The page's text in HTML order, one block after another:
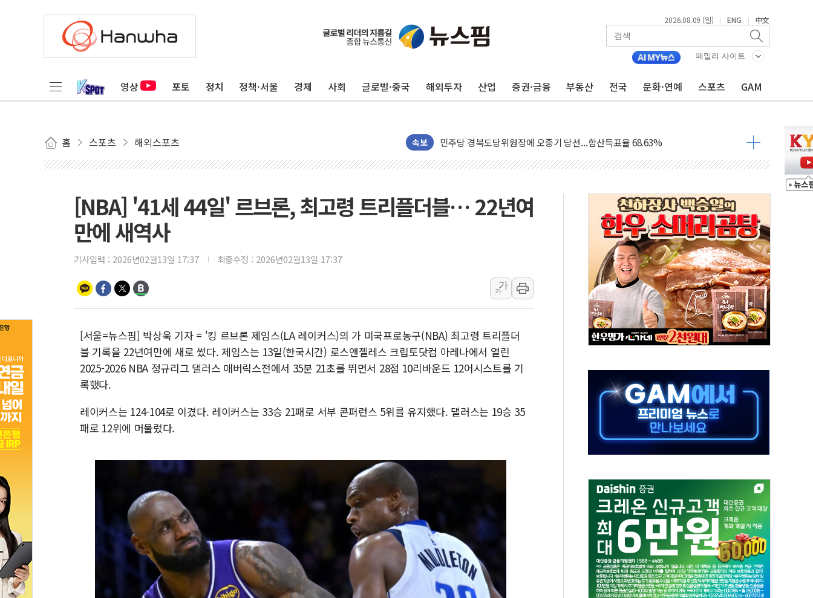
2026.08.09 (일) | ENG | 中文
패밀리 사이트
영상 포토 정치 정책·서울 경제 사회 글로벌·중국 해외투자 산업 증권·금융 부동산 전국 문화·연예 스포츠 GAM
홈 스포츠 해외스포츠 속보
125mm 폭우 쏟아진 울진...'두천~하당'·'올미골교' 차량 통행 선제 제한
평택 진위면 공장서 탱크 내부 작업 중 근로자 1명 숨져
상주 낙동강 선착장 하류서 50대 숨진 채 발견...경찰, 조사 중
[종합] 김민석, 정청래에 누적 1.48%p 차 선두 유지...金 46.01% vs 鄭 44.53%
인천서 말다툼 중 어머니 살해 10대 구속…범행 후 반려견도 죽여
김민석, 강원·대구·경북 경선서 정청래에 승리…金 48.54% vs 鄭 44.40%
[속보] 민주, 경북 경선 결과 발표...김민석 47.37% 정청래 45.71% 송영길 6.92%
[속보] 민주, 대구 경선 결과 발표...정청래 47.82% 김민석 46.35% 송영길 5.83%
[속보] 민주, 강원 경선 결과 발표...김민석 50.30% 정청래 41.94% 송영길 7.76%
정재헌 CEO, SKT 장기고객 400명 맞이…"마음 잇는 시간 되길"
최태원, 노소영에 9440억 지급 확정되나…재상고 앞두고 막판 셈법
하나금융, 명동 소상공인에 '행복상자' 전달
인천시 광복절 현수막 '태극기 거꾸로' 논란…이틀만에 철거
병무청, 보충역 전면 손질… 예술·체육요원 최대 33% 감축
홈플러스發 대형마트 판매, 역대 최대폭 감소한 9.4%↓…유통업계 양극화 심화
윤준병·이해민 의원, '정부 특사'로 콜롬비아 대통령 취임식 참석
'호우·산사태 주의보' 울진 시간당 30mm 강한 비...호우 피해 없어
[NBA] '41세 44일' 르브론, 최고령 트리플더블… 22년여
만에 새역사
기사입력 : 2026년02월13일 17:37 최종수정 : 2026년02월13일 17:37
가
가
[서울=뉴스핌] 박상욱 기자 = '킹 르브론 제임스(LA 레이커스)의 가 미국프로농구(NBA) 최고령 트리플더
블 기록을 22년여만에 새로 썼다. 제임스는 13일(한국시간) 로스앤젤레스 크립토닷컴 아레나에서 열린
2025-2026 NBA 정규리그 댈러스 매버릭스전에서 35분 21초를 뛰면서 28점 10리바운드 12어시스트를 기
록했다.
레이커스는 124-104로 이겼다. 레이커스는 33승 21패로 서부 콘퍼런스 5위를 유지했다. 댈러스는 19승 35
패로 12위에 머물렀다.